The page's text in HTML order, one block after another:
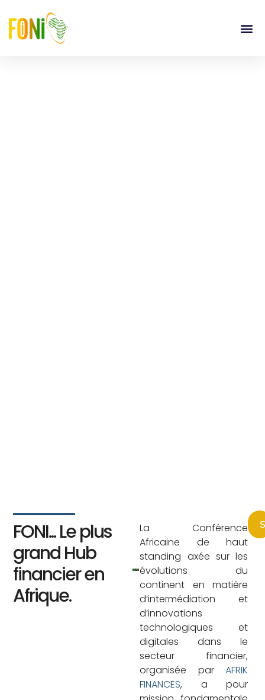
FONI... Le plus
grand Hub
financier en
Afrique.
La Conférence
Africaine de haut
standing axée sur les
évolutions du
continent en matière
d’intermédiation et
d’innovations
technologiques et
digitales dans le
secteur financier,
organisée par AFRIK
FINANCES, a pour